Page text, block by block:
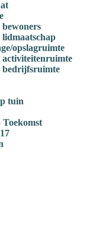
opslagruimte
bedrijfsruimte
tuin